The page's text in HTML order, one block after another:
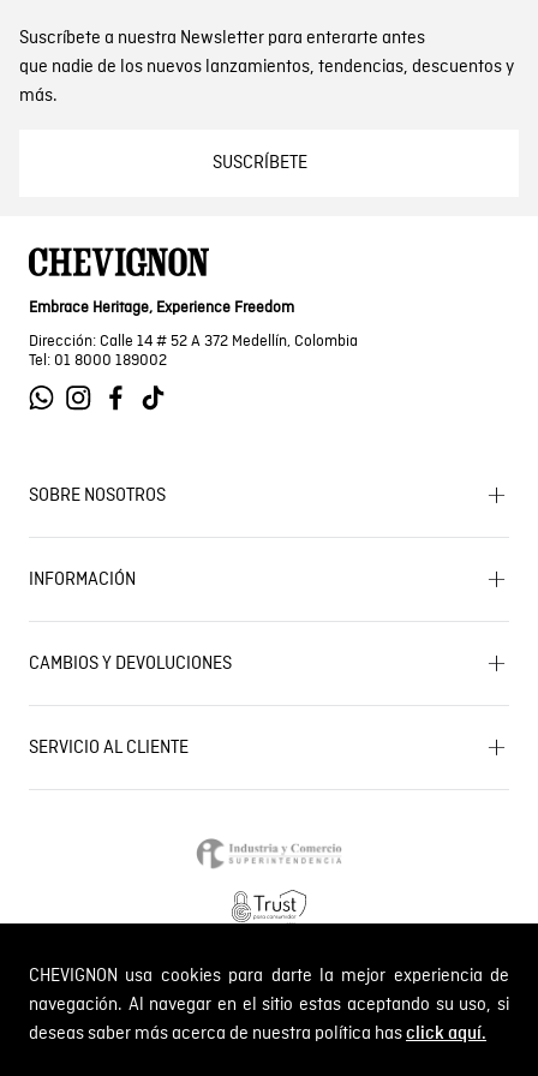
CHEVIGNON usa cookies para darte la mejor experiencia de
navegación. Al navegar en el sitio estas aceptando su uso, si
deseas saber más acerca de nuestra política hasclick aquí.
Suscríbete a nuestra Newsletter para enterarte antes
que nadie de los nuevos lanzamientos, tendencias, descuentos y
más.
SUSCRÍBETE
Embrace Heritage, Experience Freedom
Dirección: Calle 14 # 52 A 372 Medellín, Colombia
Tel: 01 8000 189002
SOBRE NOSOTROS
Encuentra tu tienda
Historia de la marca
Mapa del sitio
Próximos eventos
INFORMACIÓN
Términos y condiciones
Términos y condiciones de promociones
Política de Cookies
Política de Cambios y Devoluciones
CAMBIOS Y DEVOLUCIONES
Gestiona tu cambio o devolución
PQR y Otras solicitudes
Estado de mi PQR
SERVICIO AL CLIENTE
Línea nacional: 01 8000 189002
Comodin S.A.S. NIT: 800.069.933-6
© 2024 Chevignon, todos los derechos reservados